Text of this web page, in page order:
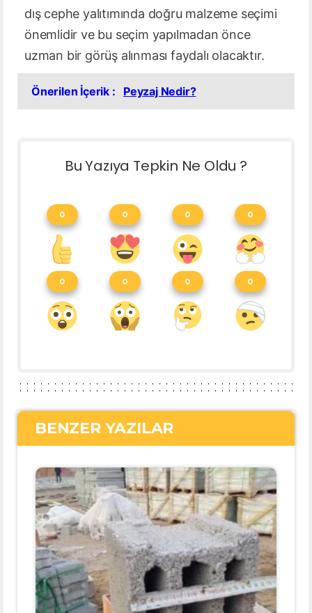
dış cephe yalıtımında doğru malzeme seçimi
önemlidir ve bu seçim yapılmadan önce
uzman bir görüş alınması faydalı olacaktır.
Önerilen İçerik : Peyzaj Nedir?
Bu Yazıya Tepkin Ne Oldu ?
0 0 0 0
0 0 0 0
BENZER YAZILAR